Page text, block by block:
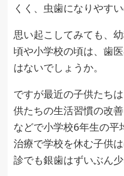
くく、虫歯になりやすい
思い起こしてみても、
頃や小学校の頃は、歯
はないでしょうか。
ですが最近の子供たち
供たちの生活習慣の改
などで小学校6年生の
治療で学校を休む子供
診でも銀歯はずいぶん少